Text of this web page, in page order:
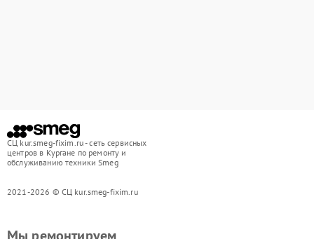
СЦ kur.smeg-fixim.ru - сеть сервисных
центров в Кургане по ремонту и
обслуживанию техники Smeg
2021-2026 © СЦ kur.smeg-fixim.ru